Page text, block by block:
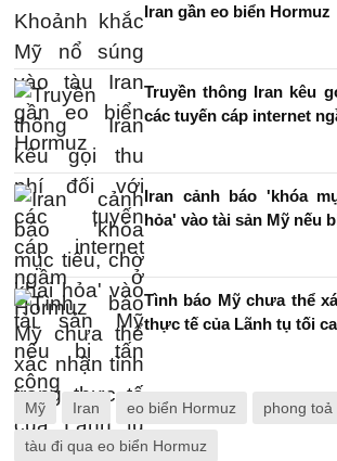
Iran gần eo biển Hormuz
Truyền thông Iran kêu
các tuyến cáp internet
Iran cảnh báo 'khóa
hỏa' vào tài sản Mỹ nếu
Tình báo Mỹ chưa thể
thực tế của Lãnh tụ tối
Mỹ Iran eo biển Hormuz phong toả
tàu đi qua eo biển Hormuz